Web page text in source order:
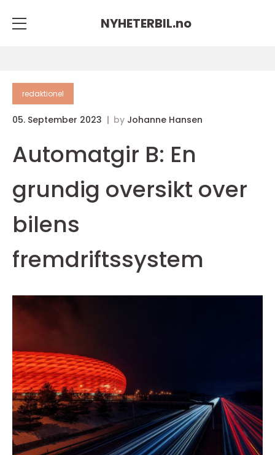
NYHETERBIL.no
redaktionel
05. September 2023 by Johanne Hansen
Automatgir B: En
grundig oversikt over
bilens
fremdriftssystem